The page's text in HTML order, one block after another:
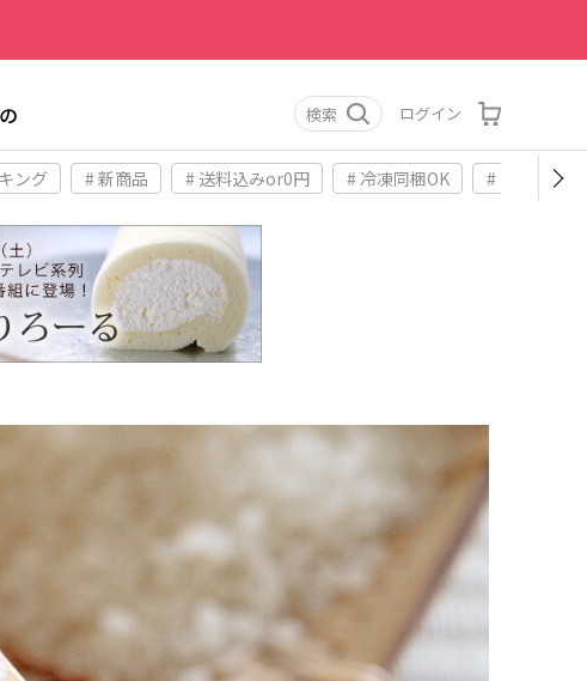
検索 ログイン
ング # 新商品 # 送料込みor0円 # 冷凍同梱OK # お土産